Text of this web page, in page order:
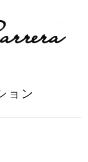
ョン